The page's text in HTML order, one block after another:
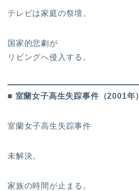
テレビは家庭の祭壇。
国家的悲劇が
リビングへ侵入する。
■ 室蘭女子高生失踪事件（2001年）
室蘭女子高生失踪事件
未解決。
家族の時間が止まる。